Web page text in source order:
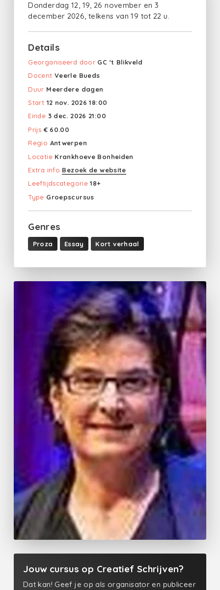
Donderdag 12, 19, 26 november en 3
december 2026, telkens van 19 tot 22 u.
Details
Georganiseerd door GC 't Blikveld
Docent Veerle Bueds
Duur Meerdere dagen
Start 12 nov. 2026 18:00
Einde 3 dec. 2026 21:00
Prijs € 60.00
Regio Antwerpen
Locatie Krankhoeve Bonheiden
Extra info Bezoek de website
Leeftijdscategorie 18+
Type Groepscursus
Genres
Proza Essay Kort verhaal
Jouw cursus op Creatief Schrijven?
Dat kan! Geef je op als organisator en publiceer